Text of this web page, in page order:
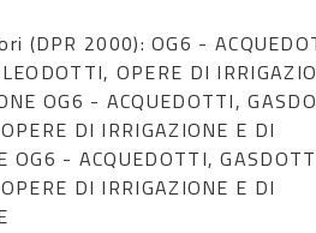
(DPR 2000): OG6 -
OPERE DI
OG6 - ACQUEDOTTI,
DI IRRIGAZIONE E DI
OG6 - ACQUEDOTTI,
DI IRRIGAZIONE E DI